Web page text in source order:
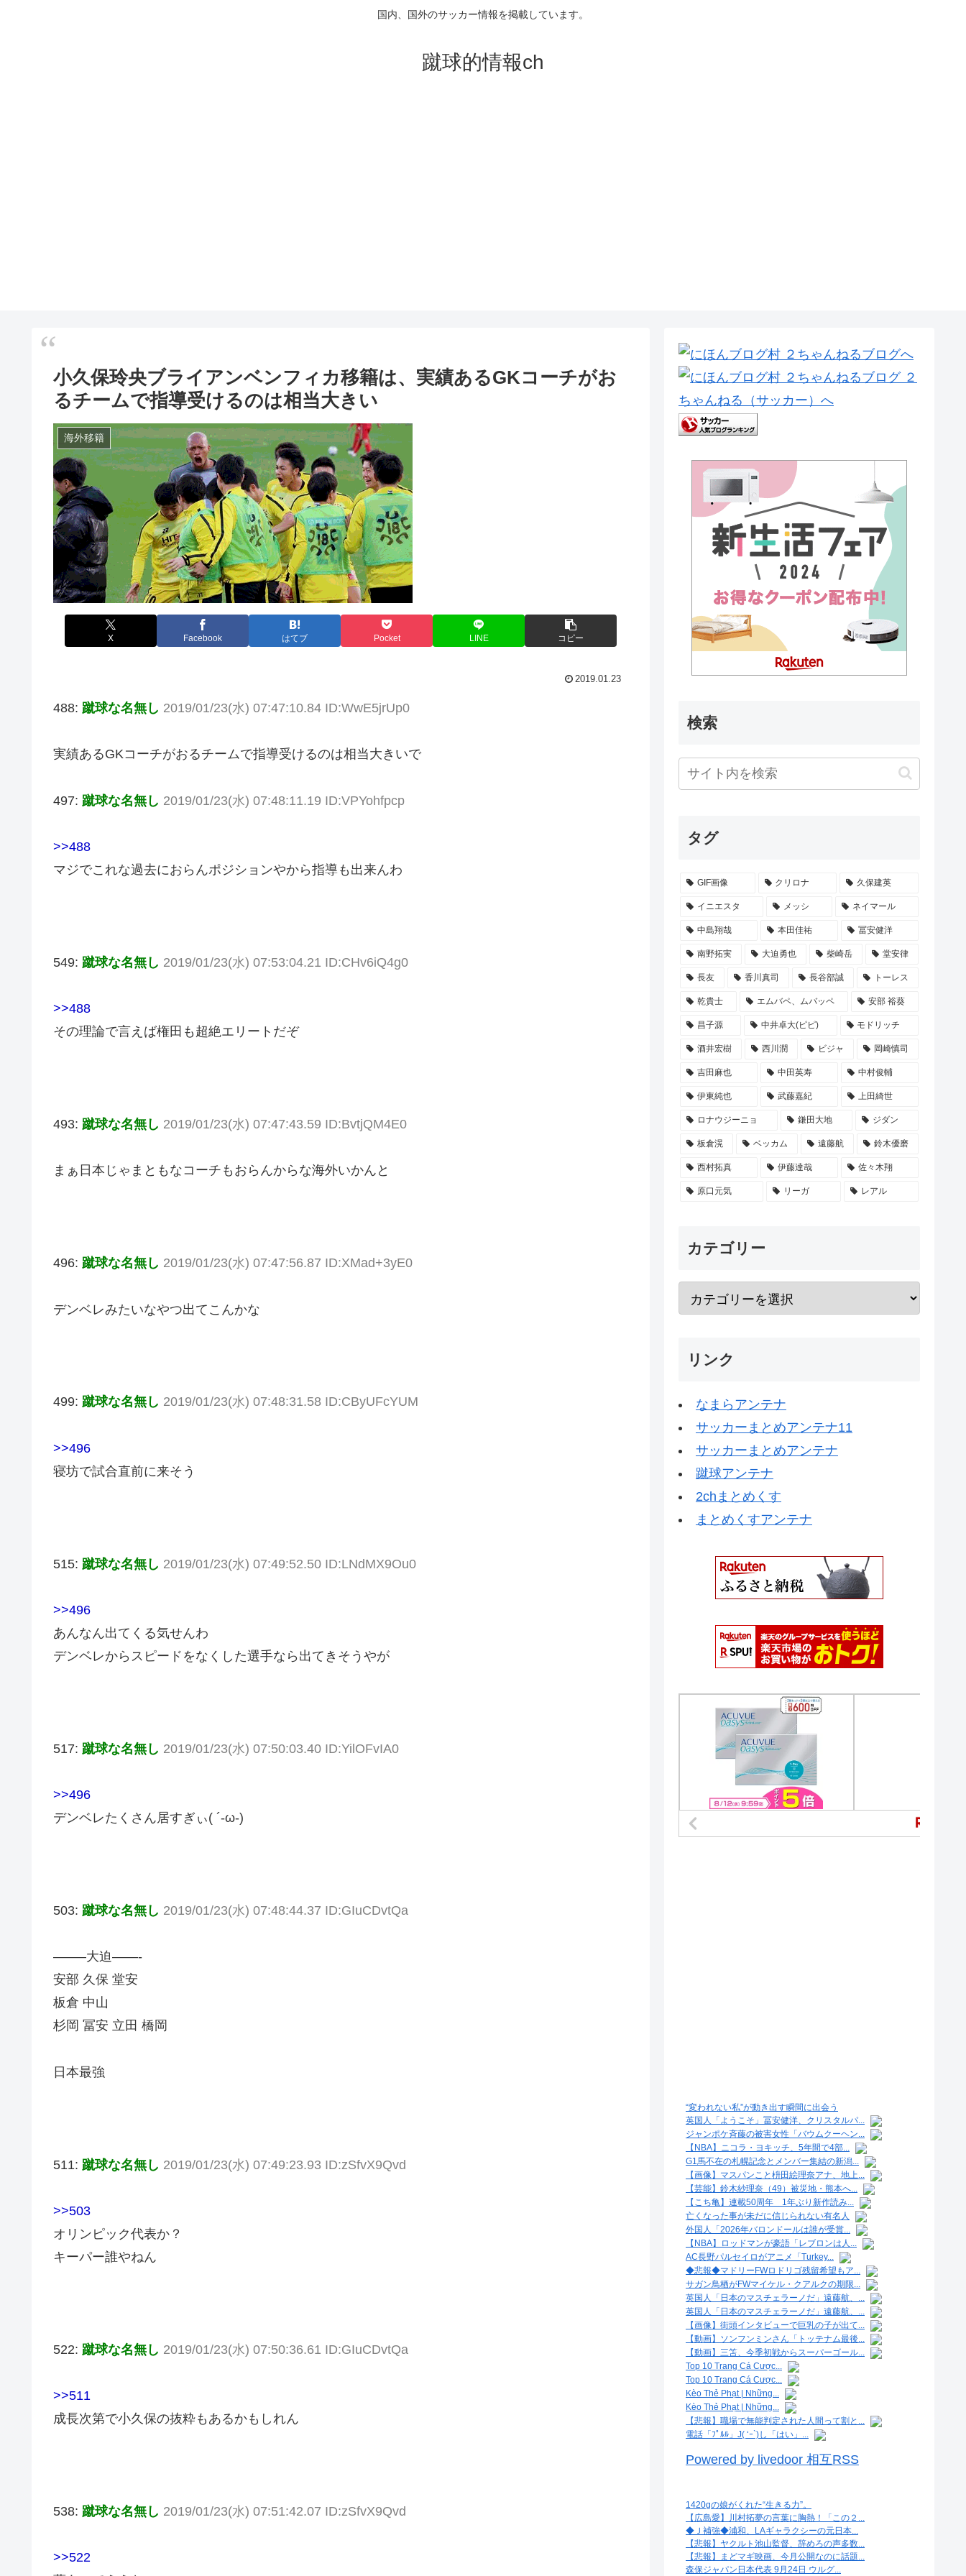
国内、国外のサッカー情報を掲載しています。
蹴球的情報ch
小久保玲央ブライアンベンフィカ移籍は、実績あるGKコーチがお
るチームで指導受けるのは相当大きい
海外移籍
X Facebook はてブ Pocket LINE コピー
2019.01.23
488: 蹴球な名無し 2019/01/23(水) 07:47:10.84 ID:WwE5jrUp0
実績あるGKコーチがおるチームで指導受けるのは相当大きいで
497: 蹴球な名無し 2019/01/23(水) 07:48:11.19 ID:VPYohfpcp
>>488
マジでこれな過去におらんポジションやから指導も出来んわ
549: 蹴球な名無し 2019/01/23(水) 07:53:04.21 ID:CHv6iQ4g0
>>488
その理論で言えば権田も超絶エリートだぞ
493: 蹴球な名無し 2019/01/23(水) 07:47:43.59 ID:BvtjQM4E0
まぁ日本じゃまともなコーチもおらんからな海外いかんと
496: 蹴球な名無し 2019/01/23(水) 07:47:56.87 ID:XMad+3yE0
デンベレみたいなやつ出てこんかな
499: 蹴球な名無し 2019/01/23(水) 07:48:31.58 ID:CByUFcYUM
>>496
寝坊で試合直前に来そう
515: 蹴球な名無し 2019/01/23(水) 07:49:52.50 ID:LNdMX9Ou0
>>496
あんなん出てくる気せんわ
デンベレからスピードをなくした選手なら出てきそうやが
517: 蹴球な名無し 2019/01/23(水) 07:50:03.40 ID:YilOFvIA0
>>496
デンベレたくさん居すぎぃ( ´-ω-)
503: 蹴球な名無し 2019/01/23(水) 07:48:44.37 ID:GIuCDvtQa
——–大迫——-
安部 久保 堂安
板倉 中山
杉岡 冨安 立田 橋岡
日本最強
511: 蹴球な名無し 2019/01/23(水) 07:49:23.93 ID:zSfvX9Qvd
>>503
オリンピック代表か？
キーパー誰やねん
522: 蹴球な名無し 2019/01/23(水) 07:50:36.61 ID:GIuCDvtQa
>>511
成長次第で小久保の抜粋もあるかもしれん
538: 蹴球な名無し 2019/01/23(水) 07:51:42.07 ID:zSfvX9Qvd
>>522
検索
タグ
GIF画像 クリロナ 久保建英
イニエスタ メッシ ネイマール
中島翔哉 本田佳祐 冨安健洋
南野拓実 大迫勇也 柴崎岳 堂安律
長友 香川真司 長谷部誠 トーレス
乾貴士 エムバペ、ムバッペ 安部 裕葵
昌子源 中井卓大(ピピ) モドリッチ
酒井宏樹 西川潤 ビジャ 岡崎慎司
吉田麻也 中田英寿 中村俊輔
伊東純也 武藤嘉紀 上田綺世
ロナウジーニョ 鎌田大地 ジダン
板倉滉 ベッカム 遠藤航 鈴木優磨
西村拓真 伊藤達哉 佐々木翔
原口元気 リーガ レアル
カテゴリー
リンク
なまらアンテナ
サッカーまとめアンテナ11
サッカーまとめアンテナ
蹴球アンテナ
2chまとめくす
まとめくすアンテナ
“変われない私”が動き出す瞬間に出会う
英国人「ようこそ」冨安健洋、クリスタルパ...
ジャンポケ斉藤の被害女性「バウムクーヘン...
【NBA】ニコラ・ヨキッチ、5年間で4部...
G1馬不在の札幌記念とメンバー集結の新潟...
【画像】マスパンこと枡田絵理奈アナ、地上...
【芸能】鈴木紗理奈（49）被災地・熊本へ...
【こち亀】連載50周年 1年ぶり新作読み...
亡くなった事が未だに信じられない有名人
外国人「2026年バロンドールは誰が受賞...
【NBA】ロッドマンが豪語「レブロンは人...
AC長野パルセイロがアニメ「Turkey...
◆悲報◆マドリーFWロドリゴ残留希望もア...
サガン鳥栖がFWマイケル・クアルクの期限...
英国人「日本のマスチェラーノだ」遠藤航、...
英国人「日本のマスチェラーノだ」遠藤航、...
【画像】街頭インタビューで巨乳の子が出て...
【動画】ソンフンミンさん「トッテナム最後...
【動画】三笘、今季初戦からスーパーゴール...
Top 10 Trang Cá Cược...
Top 10 Trang Cá Cược...
Kèo Thẻ Phạt | Những...
Kèo Thẻ Phạt | Những...
【悲報】職場で無能判定された人間って割と...
電話「ﾌﾟﾙﾙ」J( ‘ｰ`)し「はい」...
Powered by livedoor 相互RSS
1420gの娘がくれた“生きる力”。
【広島愛】川村拓夢の言葉に胸熱！「この２...
◆Ｊ補強◆浦和、LAギャラクシーの元日本...
【悲報】ヤクルト池山監督、辞めろの声多数...
【悲報】まどマギ映画、今月公開なのに話題...
森保ジャパン日本代表 9月24日 ウルグ...